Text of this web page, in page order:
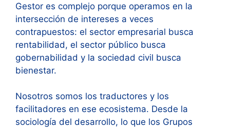
Gestor es complejo porque operamos en la
intersección de intereses a veces
contrapuestos: el sector empresarial busca
rentabilidad, el sector público busca
gobernabilidad y la sociedad civil busca
bienestar.
Nosotros somos los traductores y los
facilitadores en ese ecosistema. Desde la
sociología del desarrollo, lo que los Grupos